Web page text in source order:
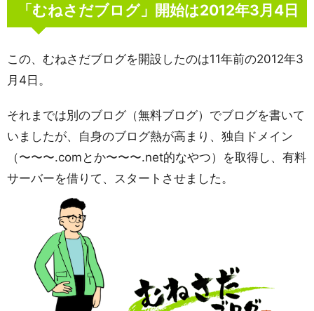
「むねさだブログ」開始は2012年3月4日
この、むねさだブログを開設したのは11年前の2012年3
月4日。
それまでは別のブログ（無料ブログ）でブログを書いて
いましたが、自身のブログ熱が高まり、独自ドメイン
（〜〜〜.comとか〜〜〜.net的なやつ）を取得し、有料
サーバーを借りて、スタートさせました。